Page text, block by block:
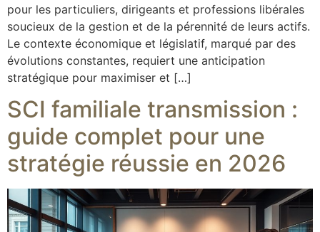
pour les particuliers, dirigeants et professions libérales
soucieux de la gestion et de la pérennité de leurs actifs.
Le contexte économique et législatif, marqué par des
évolutions constantes, requiert une anticipation
stratégique pour maximiser et […]
SCI familiale transmission :
guide complet pour une
stratégie réussie en 2026